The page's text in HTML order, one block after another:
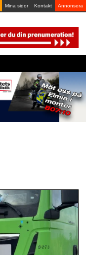
Mina sidor Kontakt Annonsera